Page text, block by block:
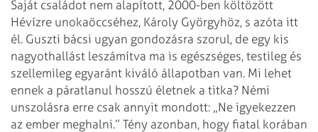
Saját családot nem alapított, 2000-ben költözött
Hévízre unokaöccséhez, Károly Györgyhöz, s azóta itt
él. Guszti bácsi ugyan gondozásra szorul, de egy kis
nagyothallást leszámítva ma is egészséges, testileg és
szellemileg egyaránt kiváló állapotban van. Mi lehet
ennek a páratlanul hosszú életnek a titka? Némi
unszolásra erre csak annyit mondott: „Ne igyekezzen
az ember meghalni.” Tény azonban, hogy fiatal korában